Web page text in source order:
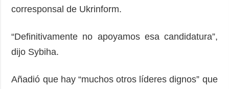
corresponsal de Ukrinform.
“Definitivamente no apoyamos esa candidatura”,
dijo Sybiha.
Añadió que hay “muchos otros líderes dignos” que